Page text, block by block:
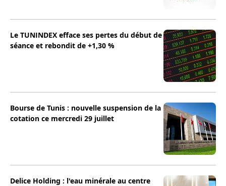
Le TUNINDEX efface ses pertes du début de
séance et rebondit de +1,30 %
Bourse de Tunis : nouvelle suspension de la
cotation ce mercredi 29 juillet
Delice Holding : l'eau minérale au centre